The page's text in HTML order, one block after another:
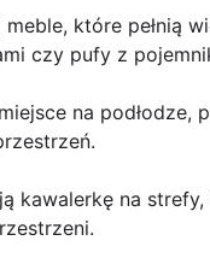
które pełnią
czy pufy z
na podłodze,
kawalerkę na